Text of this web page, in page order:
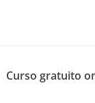
Curso gratuito